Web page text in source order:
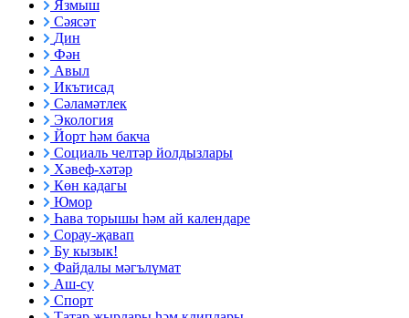
Язмыш
Сәясәт
Дин
Фән
Авыл
Икътисад
Сәламәтлек
Экология
Йорт һәм бакча
Социаль челтәр йолдызлары
Хәвеф-хәтәр
Көн кадагы
Юмор
Һава торышы һәм ай календаре
Сорау-җавап
Бу кызык!
Файдалы мәгълүмат
Аш-су
Спорт